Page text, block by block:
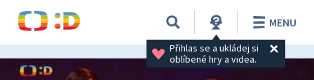
Přihlas se a ukládej si
oblíbené hry a videa.
MENU